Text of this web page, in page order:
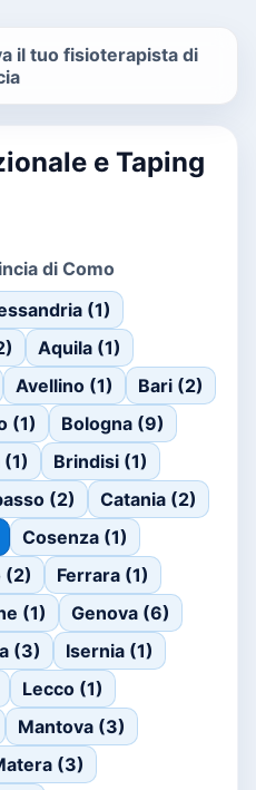
il tuo fisioterapista di
e Taping
di Como
(1)
Aquila (1)
Avellino (1)
Bari (2)
(1)
Bologna (9)
Brindisi (1)
(2)
Catania (2)
Cosenza (1)
(2)
Ferrara (1)
(1)
Genova (6)
(3)
Isernia (1)
Lecco (1)
Mantova (3)
(3)